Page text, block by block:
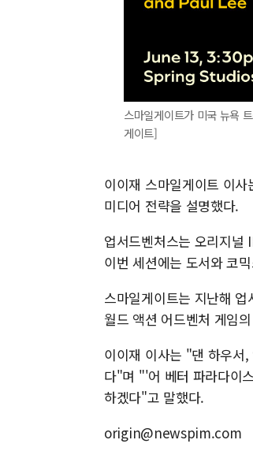
스마일게이트가 미국 뉴욕
게이트]
이이재 스마일게이트 이
미디어 전략을 설명했다.
업서드벤처스는 오리지널
이번 세션에는 도서와 코
스마일게이트는 지난해
월드 액션 어드벤처 게임
이이재 이사는 "댄 하우서
다"며 "'어 베터 파라다이
하겠다"고 말했다.
origin@newspim.com